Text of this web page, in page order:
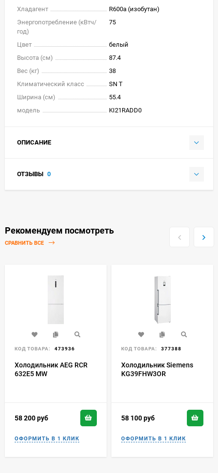
Хладагент
R600a (изобутан)
Энергопотребление (кВтч/
год)
75
Цвет
белый
Высота (см)
87.4
Вес (кг)
38
Климатический класс
SN T
Ширина (см)
55.4
модель
KI21RADD0
ОПИСАНИЕ
ОТЗЫВЫ 0
Рекомендуем посмотреть
СРАВНИТЬ ВСЕ
КОД ТОВАРА: 473936
Холодильник AEG RCR
632E5 MW
58 200руб
КОД ТОВАРА: 377388
Холодильник Siemens
KG39FHW3OR
58 100руб